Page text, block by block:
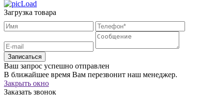
Загрузка товара
Записаться
Ваш запрос успешно отправлен
В ближайшее время Вам перезвонит наш менеджер.
Закрыть окно
Заказать звонок